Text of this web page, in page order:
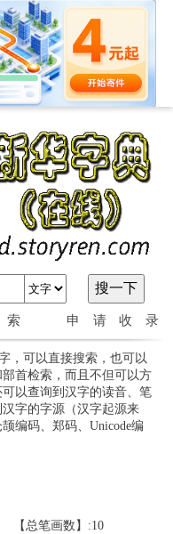
申请收录
，可以直接搜索，也可以
部首检索，而且不但可以方
以查询到汉字的读音、笔
字的字源（汉字起源来
编码、郑码、Unicode编
【总笔画数】:10